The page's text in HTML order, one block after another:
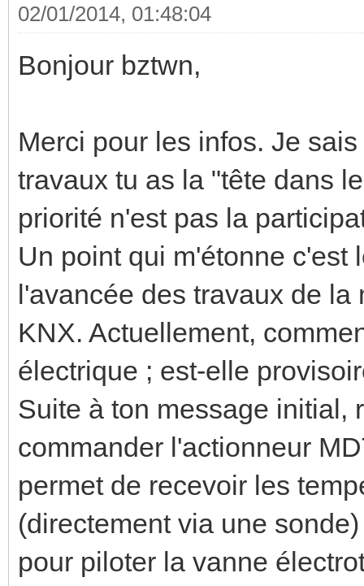
02/01/2014, 01:48:04
Bonjour bztwn,
Merci pour les infos. Je
travaux tu as la "tête dans
priorité n'est pas la
Un point qui m'étonne c'est
l'avancée des travaux de
KNX. Actuellement,
électrique ; est-elle
Suite à ton message initial,
commander l'actionneur
permet de recevoir les
(directement via une
pour piloter la vanne